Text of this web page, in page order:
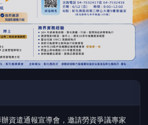
資遣通報宣導會，邀請勞資爭議專家